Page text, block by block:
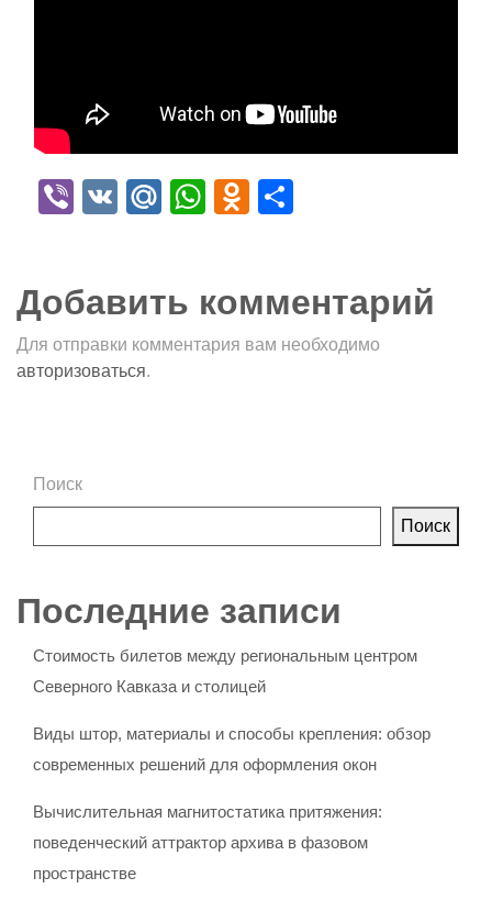
Viber
VK Mail.Ru
WhatsApp
Odnoklassniki
Добавить комментарий
Для отправки комментария вам необходимо
авторизоваться.
Поиск
Поиск
Последние записи
Стоимость билетов между региональным центром
Северного Кавказа и столицей
Виды штор, материалы и способы крепления: обзор
современных решений для оформления окон
Вычислительная магнитостатика притяжения:
поведенческий аттрактор архива в фазовом
пространстве